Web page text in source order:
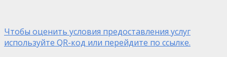
Чтобы оценить условия предоставления услуг
используйте QR-код или перейдите по ссылке.